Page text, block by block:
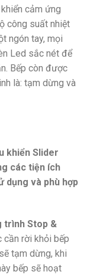
cảm ứng
công suất nhiệt
ngón tay, mọi
Led sắc nét để
Bếp còn được
là: tạm dừng và
khiển Slider
các tiện ích
dụng và phù hợp
trình Stop &
cần rời khỏi bếp
tạm dừng, khi
bếp sẽ hoạt